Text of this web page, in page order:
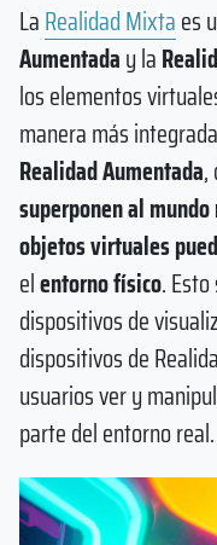
LaRealidad Mixtaes
Aumentaday la
los elementos
manera más
Realidad Aumentada,
superponen al
objetos virtuales
elentorno físico.
dispositivos de
dispositivos de
usuarios ver y
parte del entorno real.